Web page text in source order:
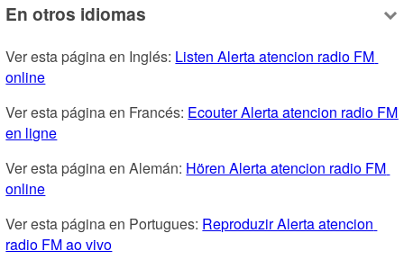
En otros idiomas
Ver esta página en Inglés: Listen Alerta atencion radio FM
online
Ver esta página en Francés: Ecouter Alerta atencion radio FM
en ligne
Ver esta página en Alemán: Hören Alerta atencion radio FM
online
Ver esta página en Portugues: Reproduzir Alerta atencion
radio FM ao vivo